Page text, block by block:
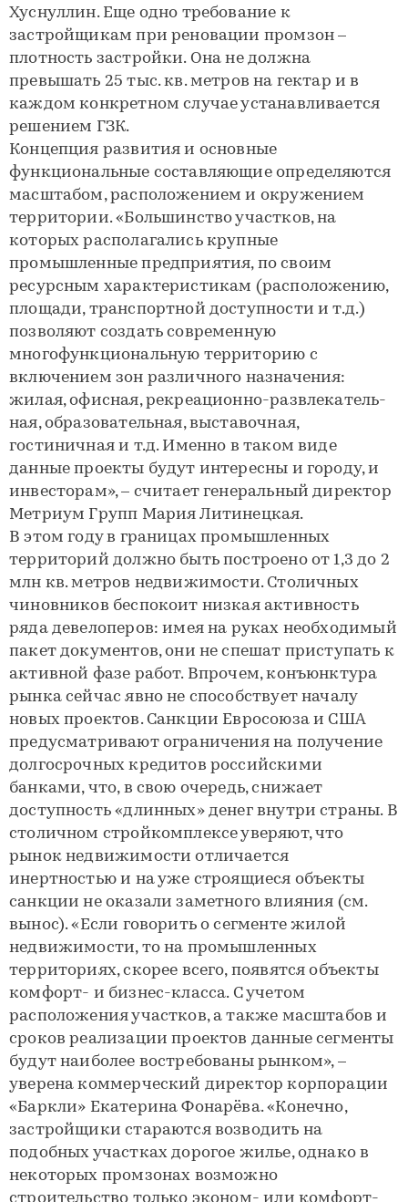
Хуснуллин. Еще одно требование к
застройщикам при реновации промзон –
плотность застройки. Она не должна
превышать 25 тыс. кв. метров на гектар и в
каждом конкретном случае устанавливается
решением ГЗК.
Концепция развития и основные
функциональные составляющие определяются
масштабом, расположением и окружением
территории. «Большинство участков, на
которых располагались крупные
промышленные предприятия, по своим
ресурсным характеристикам (расположению,
площади, транспортной доступности и т.д.)
позволяют создать современную
многофункциональную территорию с
включением зон различного назначения:
жилая, офисная, рекреационно-развлекатель-
ная, образовательная, выставочная,
гостиничная и т.д. Именно в таком виде
данные проекты будут интересны и городу, и
инвесторам», – считает генеральный директор
Метриум Групп Мария Литинецкая.
В этом году в границах промышленных
территорий должно быть построено от 1,3 до 2
млн кв. метров недвижимости. Столичных
чиновников беспокоит низкая активность
ряда девелоперов: имея на руках необходимый
пакет документов, они не спешат приступать к
активной фазе работ. Впрочем, конъюнктура
рынка сейчас явно не способствует началу
новых проектов. Санкции Евросоюза и США
предусматривают ограничения на получение
долгосрочных кредитов российскими
банками, что, в свою очередь, снижает
доступность «длинных» денег внутри страны. В
столичном стройкомплексе уверяют, что
рынок недвижимости отличается
инертностью и на уже строящиеся объекты
санкции не оказали заметного влияния (см.
вынос). «Если говорить о сегменте жилой
недвижимости, то на промышленных
территориях, скорее всего, появятся объекты
комфорт- и бизнес-класса. С учетом
расположения участков, а также масштабов и
сроков реализации проектов данные сегменты
будут наиболее востребованы рынком», –
уверена коммерческий директор корпорации
«Баркли» Екатерина Фонарёва. «Конечно,
застройщики стараются возводить на
подобных участках дорогое жилье, однако в
некоторых промзонах возможно